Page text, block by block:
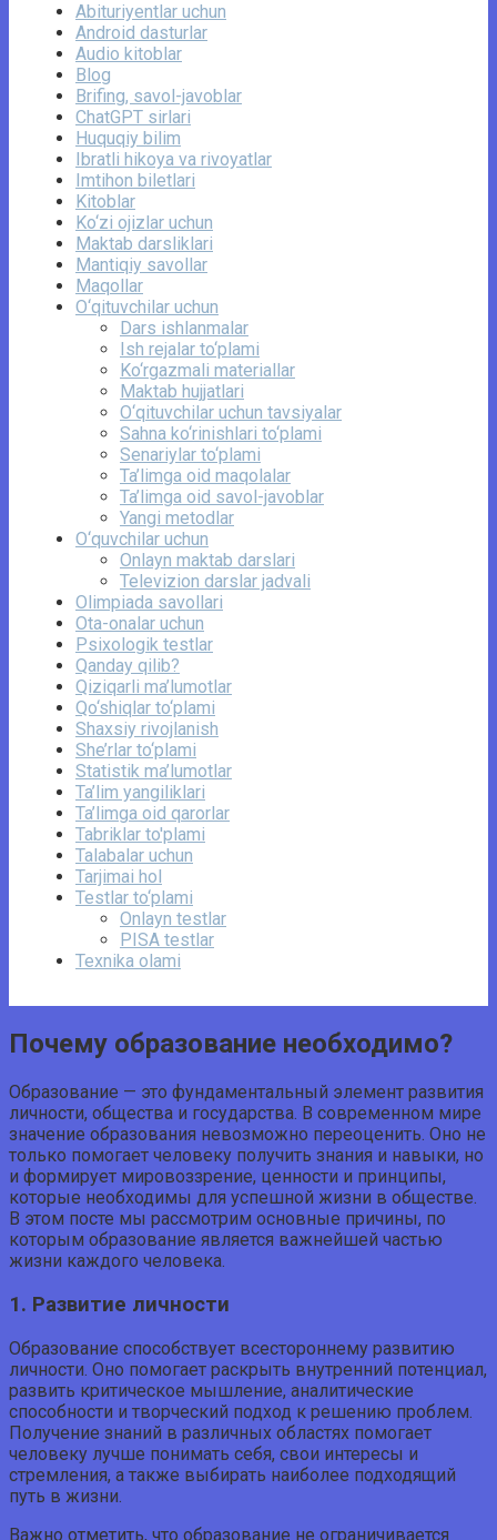
Abituriyentlar uchun
Android dasturlar
Audio kitoblar
Blog
Brifing, savol-javoblar
ChatGPT sirlari
Huquqiy bilim
Ibratli hikoya va rivoyatlar
Imtihon biletlari
Kitoblar
Ko‘zi ojizlar uchun
Maktab darsliklari
Mantiqiy savollar
Maqollar
O‘qituvchilar uchun
Dars ishlanmalar
Ish rejalar to‘plami
Ko‘rgazmali materiallar
Maktab hujjatlari
O‘qituvchilar uchun tavsiyalar
Sahna ko‘rinishlari to‘plami
Senariylar to‘plami
Ta’limga oid maqolalar
Ta’limga oid savol-javoblar
Yangi metodlar
O‘quvchilar uchun
Onlayn maktab darslari
Televizion darslar jadvali
Olimpiada savollari
Ota-onalar uchun
Psixologik testlar
Qanday qilib?
Qiziqarli ma’lumotlar
Qo‘shiqlar to‘plami
Shaxsiy rivojlanish
She’rlar to‘plami
Statistik ma’lumotlar
Ta’lim yangiliklari
Ta’limga oid qarorlar
Tabriklar to'plami
Talabalar uchun
Tarjimai hol
Testlar to‘plami
Onlayn testlar
PISA testlar
Texnika olami
Почему образование необходимо?
Образование — это фундаментальный элемент развития
личности, общества и государства. В современном мире
значение образования невозможно переоценить. Оно не
только помогает человеку получить знания и навыки, но
и формирует мировоззрение, ценности и принципы,
которые необходимы для успешной жизни в обществе.
В этом посте мы рассмотрим основные причины, по
которым образование является важнейшей частью
жизни каждого человека.
1. Развитие личности
Образование способствует всестороннему развитию
личности. Оно помогает раскрыть внутренний потенциал,
развить критическое мышление, аналитические
способности и творческий подход к решению проблем.
Получение знаний в различных областях помогает
человеку лучше понимать себя, свои интересы и
стремления, а также выбирать наиболее подходящий
путь в жизни.
Важно отметить, что образование не ограничивается